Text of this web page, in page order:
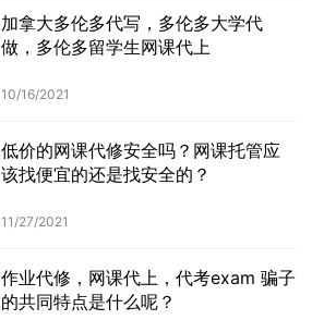
加拿大多伦多代写，多伦多大学代
做，多伦多留学生网课代上
10/16/2021
低价的网课代修安全吗？网课托管应
该找便宜的还是找安全的？
11/27/2021
作业代修，网课代上，代考exam 骗子
的共同特点是什么呢？